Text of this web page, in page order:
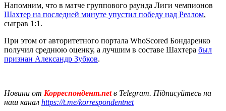
Напомним, что в матче группового раунда Лиги чемпионов
Шахтер на последней минуте упустил победу над Реалом,
сыграв 1:1.
При этом от авторитетного портала WhoScored Бондаренко
получил среднюю оценку, а лучшим в составе Шахтера был
признан Александр Зубков.
Новини от Корреспондент.netв Telegram. Підписуйтесь на
наш канал https://t.me/korrespondentnet